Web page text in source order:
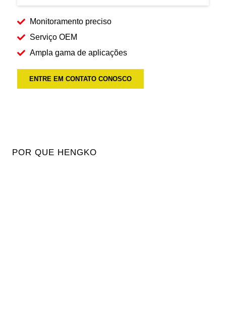
Monitoramento preciso
Serviço OEM
Ampla gama de aplicações
ENTRE EM CONTATO CONOSCO
POR QUE HENGKO